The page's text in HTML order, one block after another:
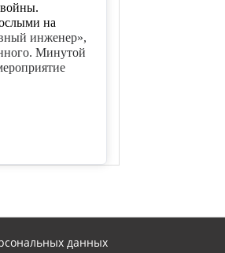
войны.
на
инженер»,
Минутой
данных